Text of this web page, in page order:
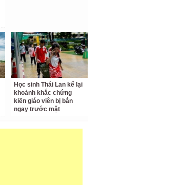
Học sinh Thái Lan kể lại
khoảnh khắc chứng
kiến giáo viên bị bắn
ngay trước mặt